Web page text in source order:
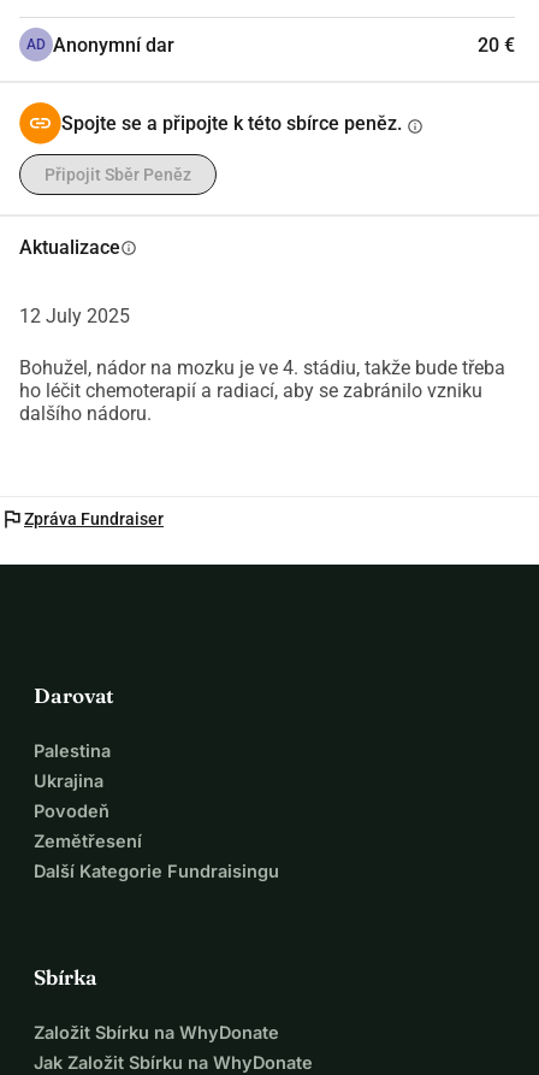
AD Anonymní dar 20 €
Spojte se a připojte k této sbírce peněz. info
Připojit Sběr Peněz
Aktualizaceinfo
12 July 2025
Bohužel, nádor na mozku je ve 4. stádiu, takže bude třeba
ho léčit chemoterapií a radiací, aby se zabránilo vzniku
dalšího nádoru.
flagZpráva Fundraiser
Darovat
Palestina
Ukrajina
Povodeň
Zemětřesení
Další Kategorie Fundraisingu
Sbírka
Založit Sbírku na WhyDonate
Jak Založit Sbírku na WhyDonate